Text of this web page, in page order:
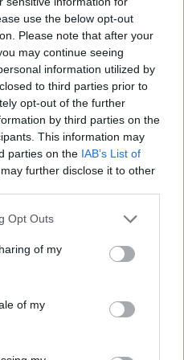
use the below opt-out
Please note that after your
may continue seeing
information utilized by
to third parties prior to
opt-out of the further
by third parties on the
This information may
parties on the IAB’s List of
further disclose it to other
uses one or more Google
behaviour. You may click to
and its third-party tags to
purposes in below Google
Opt Outs
of my
of my
se i materiali e la
contrario, una linea
e tessuto pratico
per l’uso
campionari
o prototipi utilizzati per
e talvolta con dettagli
finale; il cartellino
o codici differenti.
occhiali o intimo):
possono seguire
pur recando il marchio